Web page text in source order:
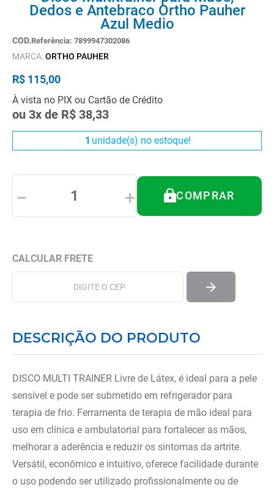
Dedos e Antebraco Ortho Pauher
Azul Medio
Referência: 7899947302086
MARCA:ORTHO PAUHER
R$ 115,00
À vista no PIX ou Cartão de Crédito
ou 3x de R$ 38,33
1 unidade(s) no estoque!
＋
－ COMPRAR
DESCRIÇÃO DO PRODUTO
DISCO MULTI TRAINER Livre de Látex, é ideal para a pele
sensível e pode ser submetido em refrigerador para
terapia de frio. Ferramenta de terapia de mão ideal para
uso em clínica e ambulatorial para fortalecer as mãos,
melhorar a aderência e reduzir os sintomas da artrite.
Versátil, econômico e intuitivo, oferece facilidade durante
o uso podendo ser utilizado profissionalmente ou de
andador